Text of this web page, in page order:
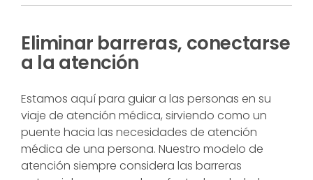
Eliminar barreras, conectarse
a la atención
Estamos aquí para guiar a las personas en su
viaje de atención médica, sirviendo como un
puente hacia las necesidades de atención
médica de una persona. Nuestro modelo de
atención siempre considera las barreras